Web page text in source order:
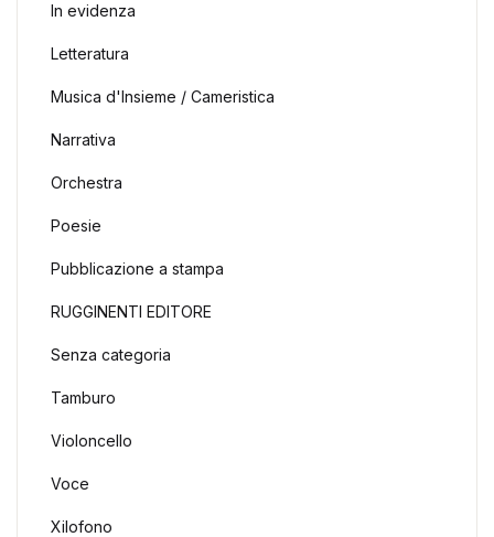
In evidenza
Letteratura
Musica d'Insieme / Cameristica
Narrativa
Orchestra
Poesie
Pubblicazione a stampa
RUGGINENTI EDITORE
Senza categoria
Tamburo
Violoncello
Voce
Xilofono